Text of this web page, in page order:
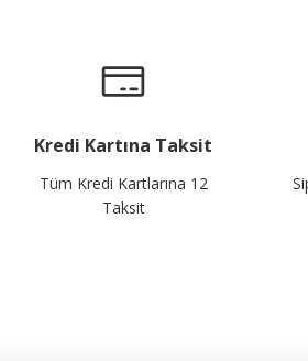
Kredi Kartına Taksit
Tüm Kredi Kartlarına 12
Taksit